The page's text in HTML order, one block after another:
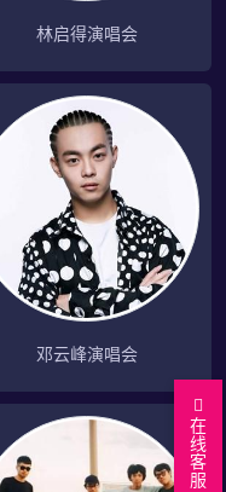
林启得演唱会
邓云峰演唱会
在
线
客
服